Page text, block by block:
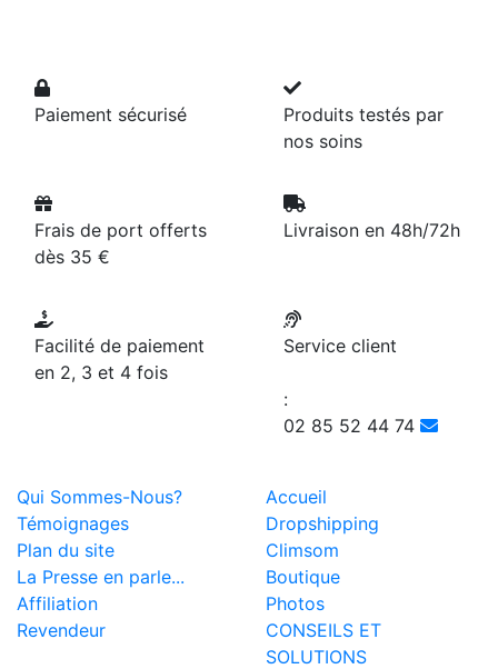
Paiement sécurisé
Produits testés par
nos soins
Frais de port offerts
dès 35 €
Livraison en 48h/72h
Facilité de paiement
en 2, 3 et 4 fois
Service client
:
02 85 52 44 74
Qui Sommes-Nous?
Accueil
Témoignages
Dropshipping
Plan du site
Climsom
La Presse en parle...
Boutique
Affiliation
Photos
Revendeur
CONSEILS ET
SOLUTIONS